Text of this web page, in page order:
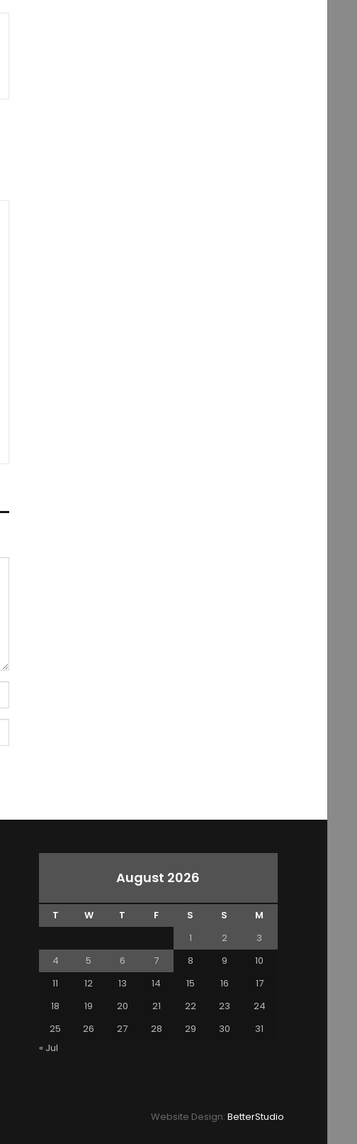
August 2026
T W T F S S
M
1
2
3
4
5 6 7 8 9
10
11
12 13 14 15 16
17
18
19 20 21 22 23
24
25
26 27 28 29 30
31
« Jul
Website Design: BetterStudio